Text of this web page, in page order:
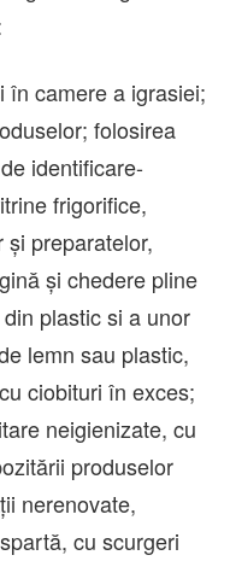
în camere a igrasiei;
folosirea
identificare-
frigorifice,
preparatelor,
și chedere pline
plastic si a unor
lemn sau plastic,
ciobituri în exces;
neigienizate, cu
produselor
nerenovate,
cu scurgeri